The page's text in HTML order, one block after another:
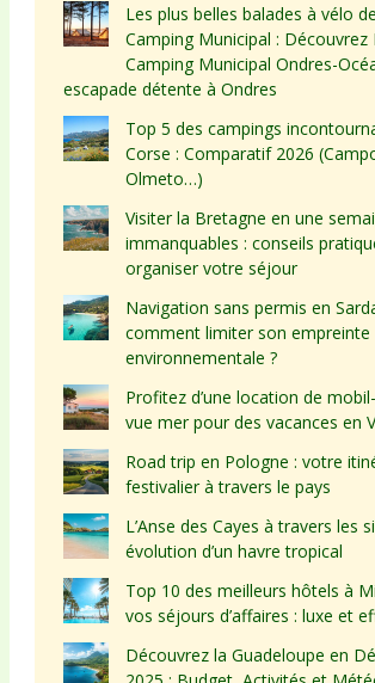
Les plus belles balades à vélo
Camping Municipal : Découvrez
Camping Municipal Ondres-
escapade détente à Ondres
Top 5 des campings
Corse : Comparatif 2026
Olmeto…)
Visiter la Bretagne en une
immanquables : conseils
organiser votre séjour
Navigation sans permis en
comment limiter son empreinte
environnementale ?
Profitez d’une location de
vue mer pour des vacances en
Road trip en Pologne : votre
festivalier à travers le pays
L’Anse des Cayes à travers les
évolution d’un havre tropical
Top 10 des meilleurs hôtels à
vos séjours d’affaires : luxe et
Découvrez la Guadeloupe en